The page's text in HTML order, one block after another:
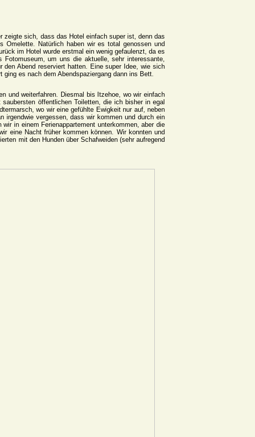
zeigte sich, dass das Hotel einfach super ist, denn das
Omelette. Natürlich haben wir es total genossen und
im Hotel wurde erstmal ein wenig gefaulenzt, da es
um uns die aktuelle, sehr interessante,
Abend reserviert hatten. Eine super Idee, wie sich
es nach dem Abendspaziergang dann ins Bett.
und weiterfahren. Diesmal bis Itzehoe, wo wir einfach
öffentlichen Toiletten, die ich bisher in egal
wo wir eine gefühlte Ewigkeit nur auf, neben
irgendwie vergessen, dass wir kommen und durch ein
in einem Ferienappartement unterkommen, aber die
eine Nacht früher kommen können. Wir konnten und
mit den Hunden über Schafweiden (sehr aufregend